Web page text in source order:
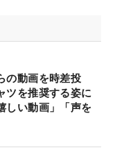
の動画を時差投
を推奨する姿に
しい動画」「声を